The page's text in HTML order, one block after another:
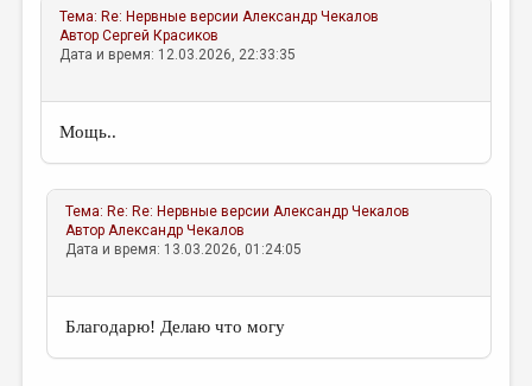
Тема: Re: Нервные версии Александр Чекалов
АвторСергей Красиков
Дата и время: 12.03.2026, 22:33:35
Мощь..
Тема: Re: Re: Нервные версии Александр Чекалов
АвторАлександр Чекалов
Дата и время: 13.03.2026, 01:24:05
Благодарю! Делаю что могу